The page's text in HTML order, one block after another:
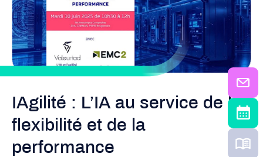
IAgilité : L’IA au service de la
flexibilité et de la
performance